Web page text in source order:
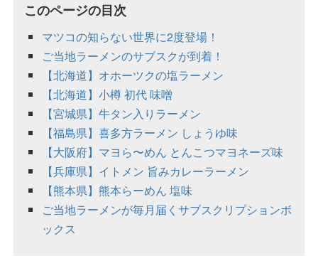
このページの目次
マツコの知らない世界に2度登場！
ご当地ラーメンのサブスクが到着！
【北海道】オホーツクの塩ラーメン
【北海道】小樽 初代 味噌
【宮城県】牛タン入りラーメン
【福島県】喜多方ラーメン しょうゆ味
【大阪府】マヨら〜めん とんこつマヨネーズ味
【兵庫県】イトメン 旨みカレーラーメン
【熊本県】熊本らーめん 塩味
ご当地ラーメンが毎月届くサブスクリプションボ
ックス